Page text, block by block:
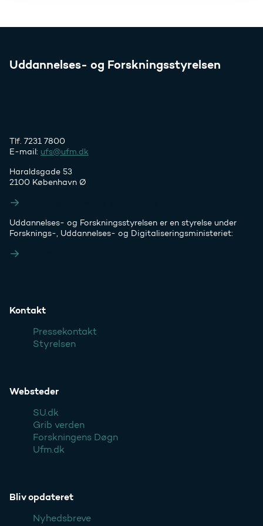
Uddannelses- og Forskningsstyrelsen
Tlf. 7231 7800
E-mail: ufs@ufm.dk
Haraldsgade 53
2100 København Ø
Uddannelses- og Forskningsstyrelsen er en styrelse under
Forsknings-, Uddannelses- og Digitaliseringsministeriet:
Kontakt
Pressekontakt
Styrelsen
Websteder
SU.dk
Grib verden
Forskningens Døgn
Ufm.dk
Bliv opdateret
Nyhedsbreve